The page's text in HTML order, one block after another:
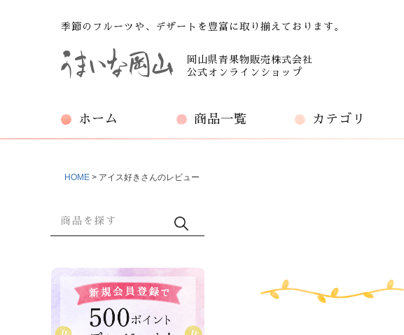
季節のフルーツや、デザートを豊富に取り揃えております。
岡山県青果物販売株式会社
公式オンラインショップ
ホーム 商品一覧 カテゴリ
HOME アイス好きさんのレビュー
商品検索